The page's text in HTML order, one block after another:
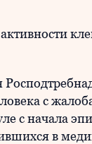
с
с начала
в